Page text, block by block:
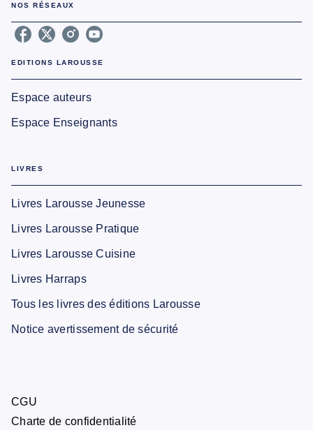
NOS RÉSEAUX
EDITIONS LAROUSSE
Espace auteurs
Espace Enseignants
LIVRES
Livres Larousse Jeunesse
Livres Larousse Pratique
Livres Larousse Cuisine
Livres Harraps
Tous les livres des éditions Larousse
Notice avertissement de sécurité
CGU
Charte de confidentialité